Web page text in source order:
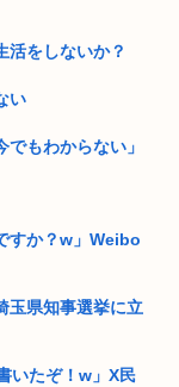
活をしないか？
い
もわからない」
すか？w」Weibo
玉県知事選挙に立
いたぞ！w」X民